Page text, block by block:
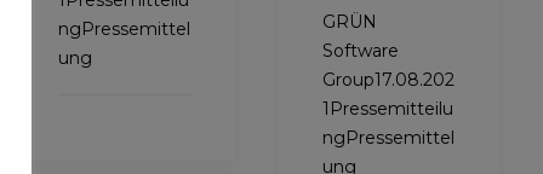
ngPressemittel
ung
GRÜN
Software
Group17.08.202
1Pressemitteilu
ngPressemittel
ung